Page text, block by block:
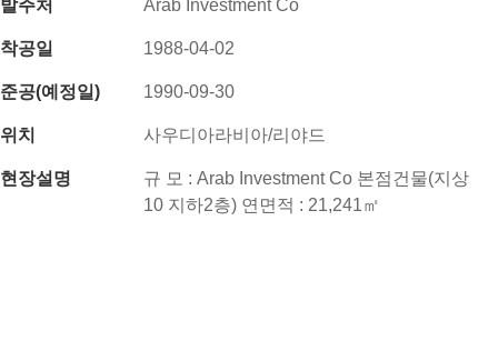
발주처 Arab Investment Co
착공일 1988-04-02
준공(예정일) 1990-09-30
위치 사우디아라비아/리야드
현장설명
규 모 : Arab Investment Co 본점건물(지상
10 지하2층) 연면적 : 21,241㎡